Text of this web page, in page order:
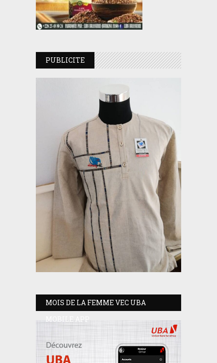
PUBLICITE
MOIS DE LA FEMME VEC UBA
MOBILE APP